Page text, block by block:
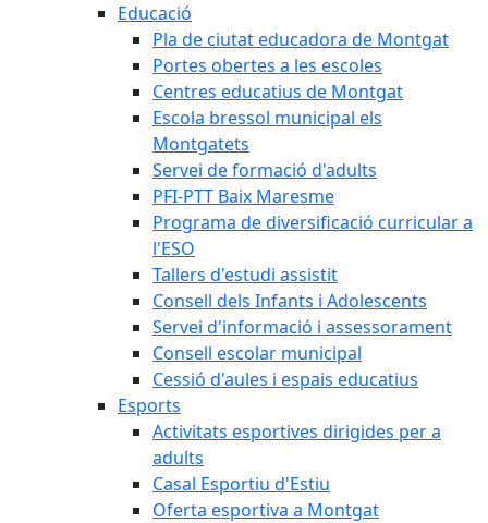
Educació
Pla de ciutat educadora de Montgat
Portes obertes a les escoles
Centres educatius de Montgat
Escola bressol municipal els
Montgatets
Servei de formació d'adults
PFI-PTT Baix Maresme
Programa de diversificació curricular a
l'ESO
Tallers d'estudi assistit
Consell dels Infants i Adolescents
Servei d'informació i assessorament
Consell escolar municipal
Cessió d'aules i espais educatius
Esports
Activitats esportives dirigides per a
adults
Casal Esportiu d'Estiu
Oferta esportiva a Montgat